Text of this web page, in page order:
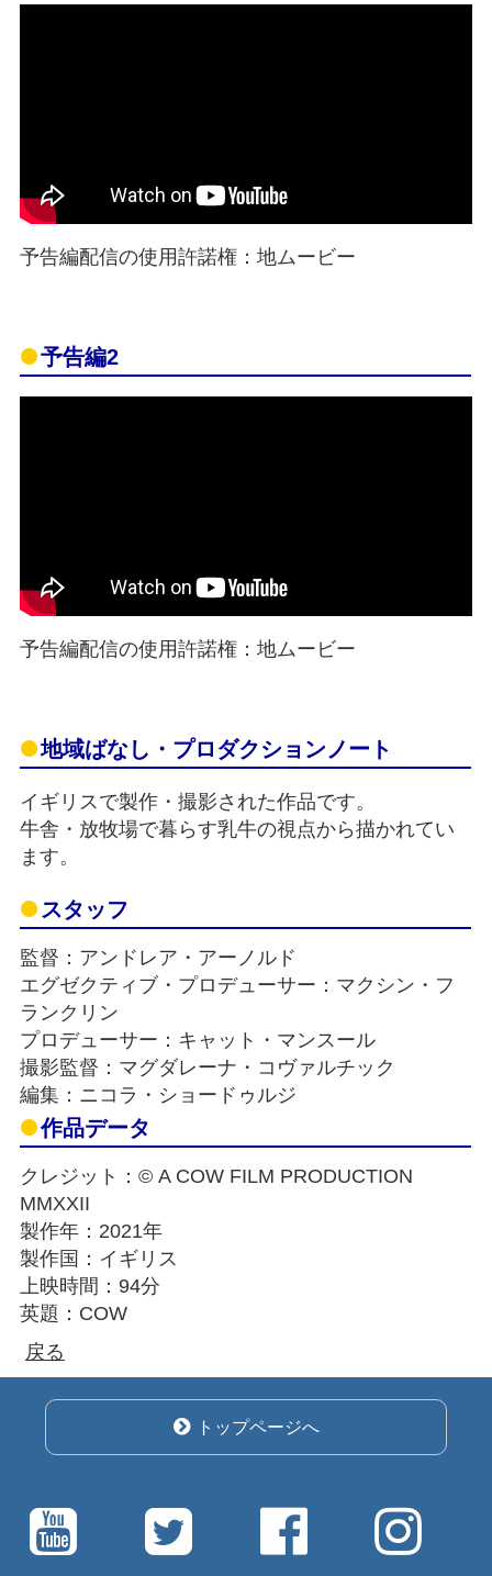
予告編配信の使用許諾権：地ムービー
予告編2
予告編配信の使用許諾権：地ムービー
地域ばなし・プロダクションノート
イギリスで製作・撮影された作品です。
牛舎・放牧場で暮らす乳牛の視点から描かれてい
ます。
スタッフ
監督：アンドレア・アーノルド
エグゼクティブ・プロデューサー：マクシン・フ
ランクリン
プロデューサー：キャット・マンスール
撮影監督：マグダレーナ・コヴァルチック
編集：ニコラ・ショードゥルジ
作品データ
クレジット：© A COW FILM PRODUCTION
MMXXII
製作年：2021年
製作国：イギリス
上映時間：94分
英題：COW
戻る
トップページへ